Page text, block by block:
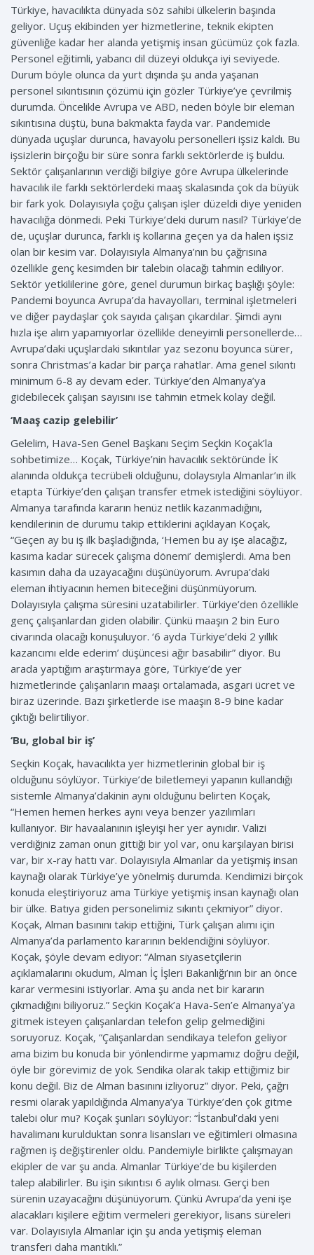
Türkiye, havacılıkta dünyada söz sahibi ülkelerin başında
geliyor. Uçuş ekibinden yer hizmetlerine, teknik ekipten
güvenliğe kadar her alanda yetişmiş insan gücümüz çok fazla.
Personel eğitimli, yabancı dil düzeyi oldukça iyi seviyede.
Durum böyle olunca da yurt dışında şu anda yaşanan
personel sıkıntısının çözümü için gözler Türkiye’ye çevrilmiş
durumda. Öncelikle Avrupa ve ABD, neden böyle bir eleman
sıkıntısına düştü, buna bakmakta fayda var. Pandemide
dünyada uçuşlar durunca, havayolu personelleri işsiz kaldı. Bu
işsizlerin birçoğu bir süre sonra farklı sektörlerde iş buldu.
Sektör çalışanlarının verdiği bilgiye göre Avrupa ülkelerinde
havacılık ile farklı sektörlerdeki maaş skalasında çok da büyük
bir fark yok. Dolayısıyla çoğu çalışan işler düzeldi diye yeniden
havacılığa dönmedi. Peki Türkiye’deki durum nasıl? Türkiye’de
de, uçuşlar durunca, farklı iş kollarına geçen ya da halen işsiz
olan bir kesim var. Dolayısıyla Almanya’nın bu çağrısına
özellikle genç kesimden bir talebin olacağı tahmin ediliyor.
Sektör yetkililerine göre, genel durumun birkaç başlığı şöyle:
Pandemi boyunca Avrupa’da havayolları, terminal işletmeleri
ve diğer paydaşlar çok sayıda çalışan çıkardılar. Şimdi aynı
hızla işe alım yapamıyorlar özellikle deneyimli personellerde…
Avrupa’daki uçuşlardaki sıkıntılar yaz sezonu boyunca sürer,
sonra Christmas’a kadar bir parça rahatlar. Ama genel sıkıntı
minimum 6-8 ay devam eder. Türkiye’den Almanya’ya
gidebilecek çalışan sayısını ise tahmin etmek kolay değil.
‘Maaş cazip gelebilir’
Gelelim, Hava-Sen Genel Başkanı Seçim Seçkin Koçak’la
sohbetimize… Koçak, Türkiye’nin havacılık sektöründe İK
alanında oldukça tecrübeli olduğunu, dolaysıyla Almanlar’ın ilk
etapta Türkiye’den çalışan transfer etmek istediğini söylüyor.
Almanya tarafında kararın henüz netlik kazanmadığını,
kendilerinin de durumu takip ettiklerini açıklayan Koçak,
“Geçen ay bu iş ilk başladığında, ‘Hemen bu ay işe alacağız,
kasıma kadar sürecek çalışma dönemi’ demişlerdi. Ama ben
kasımın daha da uzayacağını düşünüyorum. Avrupa’daki
eleman ihtiyacının hemen biteceğini düşünmüyorum.
Dolayısıyla çalışma süresini uzatabilirler. Türkiye’den özellikle
genç çalışanlardan giden olabilir. Çünkü maaşın 2 bin Euro
civarında olacağı konuşuluyor. ‘6 ayda Türkiye’deki 2 yıllık
kazancımı elde ederim’ düşüncesi ağır basabilir” diyor. Bu
arada yaptığım araştırmaya göre, Türkiye’de yer
hizmetlerinde çalışanların maaşı ortalamada, asgari ücret ve
biraz üzerinde. Bazı şirketlerde ise maaşın 8-9 bine kadar
çıktığı belirtiliyor.
‘Bu, global bir iş’
Seçkin Koçak, havacılıkta yer hizmetlerinin global bir iş
olduğunu söylüyor. Türkiye’de biletlemeyi yapanın kullandığı
sistemle Almanya’dakinin aynı olduğunu belirten Koçak,
“Hemen hemen herkes aynı veya benzer yazılımları
kullanıyor. Bir havaalanının işleyişi her yer aynıdır. Valizi
verdiğiniz zaman onun gittiği bir yol var, onu karşılayan birisi
var, bir x-ray hattı var. Dolayısıyla Almanlar da yetişmiş insan
kaynağı olarak Türkiye’ye yönelmiş durumda. Kendimizi birçok
konuda eleştiriyoruz ama Türkiye yetişmiş insan kaynağı olan
bir ülke. Batıya giden personelimiz sıkıntı çekmiyor” diyor.
Koçak, Alman basınını takip ettiğini, Türk çalışan alımı için
Almanya’da parlamento kararının beklendiğini söylüyor.
Koçak, şöyle devam ediyor: “Alman siyasetçilerin
açıklamalarını okudum, Alman İç İşleri Bakanlığı’nın bir an önce
karar vermesini istiyorlar. Ama şu anda net bir kararın
çıkmadığını biliyoruz.” Seçkin Koçak’a Hava-Sen’e Almanya’ya
gitmek isteyen çalışanlardan telefon gelip gelmediğini
soruyoruz. Koçak, “Çalışanlardan sendikaya telefon geliyor
ama bizim bu konuda bir yönlendirme yapmamız doğru değil,
öyle bir görevimiz de yok. Sendika olarak takip ettiğimiz bir
konu değil. Biz de Alman basınını izliyoruz” diyor. Peki, çağrı
resmi olarak yapıldığında Almanya’ya Türkiye’den çok gitme
talebi olur mu? Koçak şunları söylüyor: “İstanbul’daki yeni
havalimanı kurulduktan sonra lisansları ve eğitimleri olmasına
rağmen iş değiştirenler oldu. Pandemiyle birlikte çalışmayan
ekipler de var şu anda. Almanlar Türkiye’de bu kişilerden
talep alabilirler. Bu işin sıkıntısı 6 aylık olması. Gerçi ben
sürenin uzayacağını düşünüyorum. Çünkü Avrupa’da yeni işe
alacakları kişilere eğitim vermeleri gerekiyor, lisans süreleri
var. Dolayısıyla Almanlar için şu anda yetişmiş eleman
transferi daha mantıklı.”